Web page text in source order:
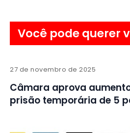
Você pode querer
27 de novembro de 2025
Câmara aprova
prisão temporária de 5